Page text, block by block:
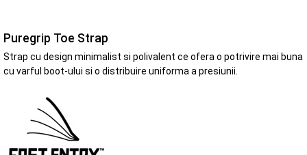
Puregrip Toe Strap
Strap cu design minimalist si polivalent ce ofera o potrivire mai buna
cu varful boot-ului si o distribuire uniforma a presiunii.